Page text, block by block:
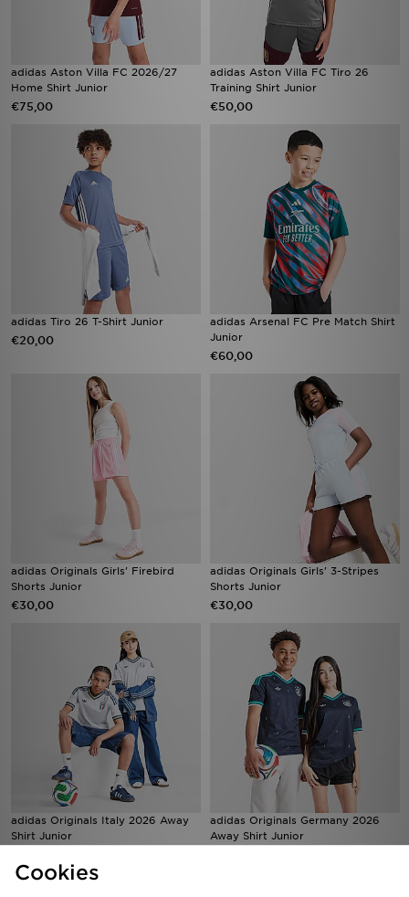
adidas Aston Villa FC 2026/27
Home Shirt Junior
€75,00
adidas Aston Villa FC Tiro 26
Training Shirt Junior
€50,00
adidas Tiro 26 T-Shirt Junior
€20,00
adidas Arsenal FC Pre Match Shirt
Junior
€60,00
adidas Originals Girls' Firebird
Shorts Junior
€30,00
adidas Originals Girls' 3-Stripes
Shorts Junior
€30,00
adidas Originals Italy 2026 Away
Shirt Junior
adidas Originals Germany 2026
Away Shirt Junior
Cookies